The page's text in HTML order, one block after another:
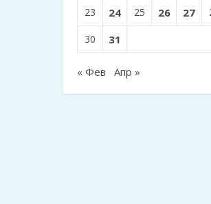
23 24 25 26 27
30 31
« Фев Апр »